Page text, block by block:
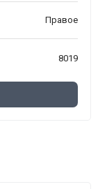
Правое
8019